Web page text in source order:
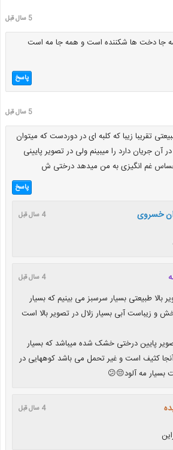
5 سال قبل
جا دخت ها شکننده است و همه جا مه است
پاسخ
5 سال قبل
تقریبا زیبا که کلبه ای در دوردست که میتوان
آن جریان دارد را میبینم ولی در تصویر پایینی
غم انگیزی به من میدهد درختی ش
پاسخ
خسروی 4 سال قبل
4 سال قبل
بالا طبیعتی بسیار سرسبز می بینیم که بسیار
و زیباست آبی بسیار زلال در تصویر بالا است
پایین درختی خشک شده میباشد که بسیار
کثیف است و غیر تحمل می باشد کوههایی در
بسیار مه آلود😔😕
4 سال قبل